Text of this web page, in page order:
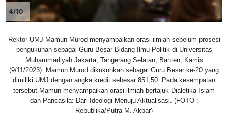
4/10
Rektor UMJ Mamun Murod menyampaikan orasi ilmiah sebelum prosesi
pengukuhan sebagai Guru Besar Bidang Ilmu Politik di Universitas
Muhammadiyah Jakarta, Tangerang Selatan, Banten, Kamis
(9/11/2023). Mamun Murod dikukuhkan sebagai Guru Besar ke-20 yang
dimiliki UMJ dengan angka kredit sebesar 851,50. Pada kesempatan
tersebut Mamun menyampaikan orasi ilmiah bertajuk Dialetika Islam
dan Pancasila: Dari Ideologi Menuju Aktualisasi. (FOTO :
Republika/Putra M. Akbar)